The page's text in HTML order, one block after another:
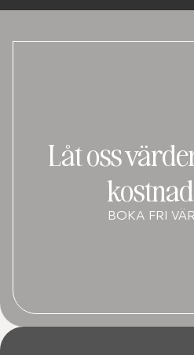
Låt oss
BOKA FRI